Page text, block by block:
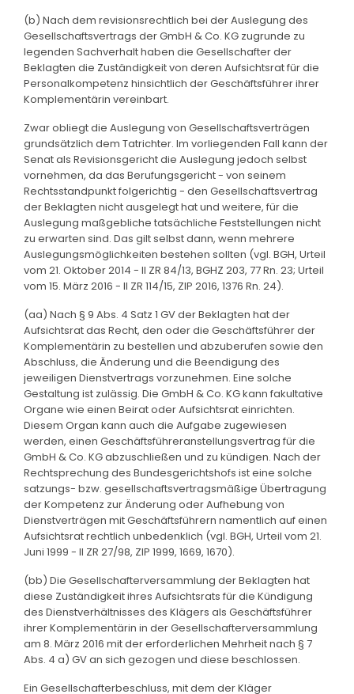
(b) Nach dem revisionsrechtlich bei der Auslegung des
Gesellschaftsvertrags der GmbH & Co. KG zugrunde zu
legenden Sachverhalt haben die Gesellschafter der
Beklagten die Zuständigkeit von deren Aufsichtsrat für die
Personalkompetenz hinsichtlich der Geschäftsführer ihrer
Komplementärin vereinbart.
Zwar obliegt die Auslegung von Gesellschaftsverträgen
grundsätzlich dem Tatrichter. Im vorliegenden Fall kann der
Senat als Revisionsgericht die Auslegung jedoch selbst
vornehmen, da das Berufungsgericht - von seinem
Rechtsstandpunkt folgerichtig - den Gesellschaftsvertrag
der Beklagten nicht ausgelegt hat und weitere, für die
Auslegung maßgebliche tatsächliche Feststellungen nicht
zu erwarten sind. Das gilt selbst dann, wenn mehrere
Auslegungsmöglichkeiten bestehen sollten (vgl. BGH, Urteil
vom 21. Oktober 2014 - II ZR 84/13, BGHZ 203, 77 Rn. 23; Urteil
vom 15. März 2016 - II ZR 114/15, ZIP 2016, 1376 Rn. 24).
(aa) Nach § 9 Abs. 4 Satz 1 GV der Beklagten hat der
Aufsichtsrat das Recht, den oder die Geschäftsführer der
Komplementärin zu bestellen und abzuberufen sowie den
Abschluss, die Änderung und die Beendigung des
jeweiligen Dienstvertrags vorzunehmen. Eine solche
Gestaltung ist zulässig. Die GmbH & Co. KG kann fakultative
Organe wie einen Beirat oder Aufsichtsrat einrichten.
Diesem Organ kann auch die Aufgabe zugewiesen
werden, einen Geschäftsführeranstellungsvertrag für die
GmbH & Co. KG abzuschließen und zu kündigen. Nach der
Rechtsprechung des Bundesgerichtshofs ist eine solche
satzungs- bzw. gesellschaftsvertragsmäßige Übertragung
der Kompetenz zur Änderung oder Aufhebung von
Dienstverträgen mit Geschäftsführern namentlich auf einen
Aufsichtsrat rechtlich unbedenklich (vgl. BGH, Urteil vom 21.
Juni 1999 - II ZR 27/98, ZIP 1999, 1669, 1670).
(bb) Die Gesellschafterversammlung der Beklagten hat
diese Zuständigkeit ihres Aufsichtsrats für die Kündigung
des Dienstverhältnisses des Klägers als Geschäftsführer
ihrer Komplementärin in der Gesellschafterversammlung
am 8. März 2016 mit der erforderlichen Mehrheit nach § 7
Abs. 4 a) GV an sich gezogen und diese beschlossen.
Ein Gesellschafterbeschluss, mit dem der Kläger